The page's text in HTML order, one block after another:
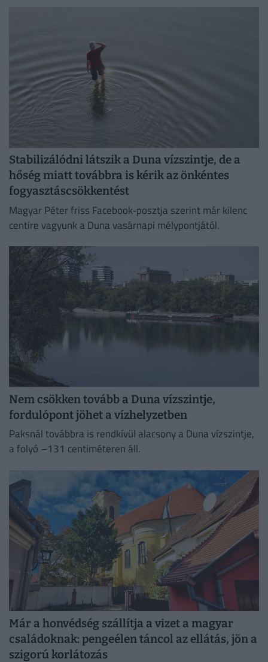
Stabilizálódni látszik a Duna vízszintje, de a
hőség miatt továbbra is kérik az önkéntes
fogyasztáscsökkentést
Magyar Péter friss Facebook‑posztja szerint már kilenc
centire vagyunk a Duna vasárnapi mélypontjától.
Nem csökken tovább a Duna vízszintje,
fordulópont jöhet a vízhelyzetben
Paksnál továbbra is rendkívül alacsony a Duna vízszintje,
a folyó –131 centiméteren áll.
Már a honvédség szállítja a vizet a magyar
családoknak: pengeélen táncol az ellátás, jön a
szigorú korlátozás